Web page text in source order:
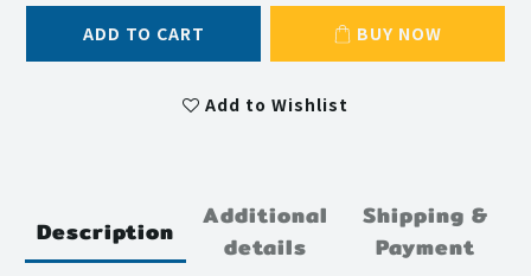
ADD TO CART BUY NOW
Add to Wishlist
Description
Additional
details
Shipping &
Payment